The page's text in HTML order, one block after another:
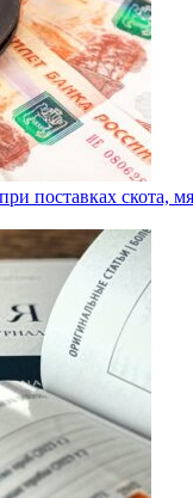
поставках скота,